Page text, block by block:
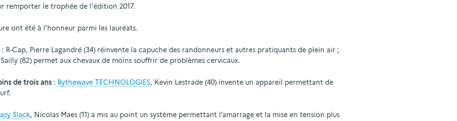
remporter le trophée de l'édition 2017.
ont été à l'honneur parmi les lauréats.
: R-Cap, Pierre Lagandré (34) réinvente la capuche des randonneurs et autres pratiquants de plein air ;
Sailly (82) permet aux chevaux de moins souffrir de problèmes cervicaux.
de trois ans : Bythewave TECHNOLOGIES, Kevin Lestrade (40) invente un appareil permettant de
Slack, Nicolas Maes (11) a mis au point un système permettant l’amarrage et la mise en tension plus